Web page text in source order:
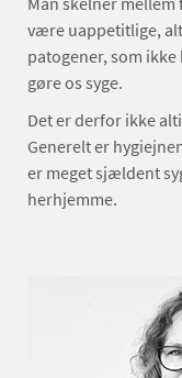
være uappetitlige,
patogener, som ikke
gøre os syge.
Det er derfor ikke
Generelt er
er meget sjældent
herhjemme.